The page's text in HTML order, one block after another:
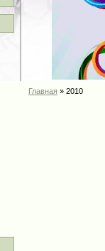
Главная » 2010